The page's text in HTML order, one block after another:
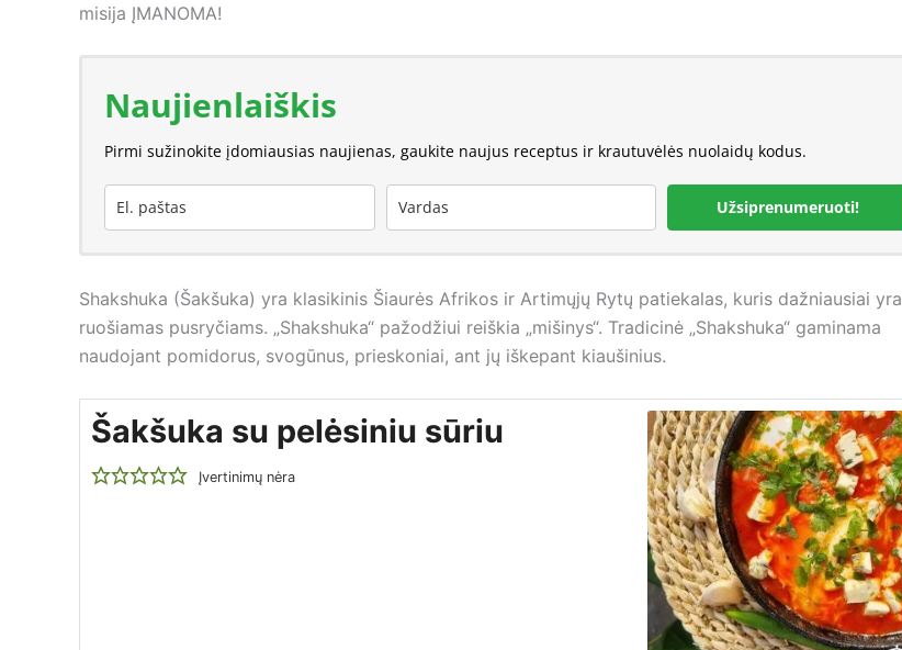
misija ĮMANOMA!
Naujienlaiškis
Pirmi sužinokite įdomiausias naujienas, gaukite naujus receptus ir krautuvėlės nuolaidų kodus.
Užsiprenumeruoti!
Shakshuka (Šakšuka) yra klasikinis Šiaurės Afrikos ir Artimųjų Rytų patiekalas, kuris dažniausiai yra
ruošiamas pusryčiams. „Shakshuka“ pažodžiui reiškia „mišinys“. Tradicinė „Shakshuka“ gaminama
naudojant pomidorus, svogūnus, prieskoniai, ant jų iškepant kiaušinius.
Šakšuka su pelėsiniu sūriu
Įvertinimų nėra